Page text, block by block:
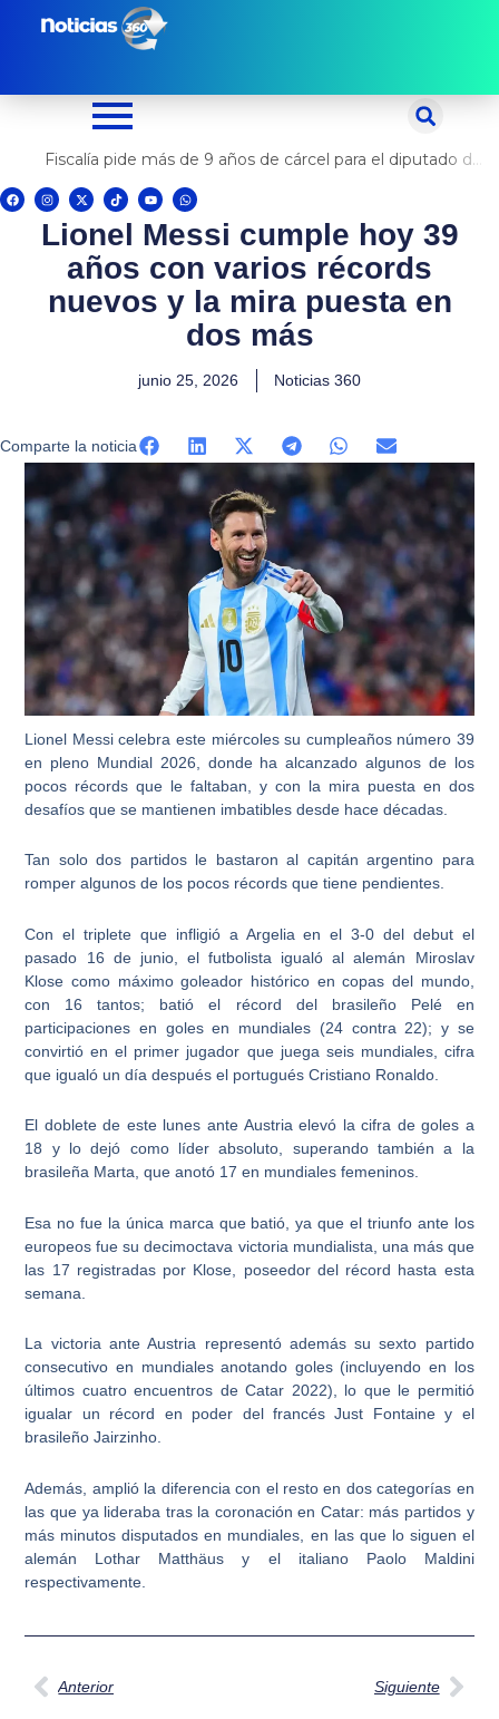
Fiscalía pide más de 9 años de cárcel para el diputado de oposición Harvey Colchado
F
a
c
I
n
s
t
a
X
-
t
w
i
t
e
T
i
k
t
o
Y
o
u
t
u
e
W
h
a
t
s
p
p
Lionel Messi cumple hoy 39
años con varios récords
nuevos y la mira puesta en
dos más
junio 25, 2026 Noticias 360
Comparte la noticia
Lionel Messi celebra este miércoles su cumpleaños número 39
en pleno Mundial 2026, donde ha alcanzado algunos de los
pocos récords que le faltaban, y con la mira puesta en dos
desafíos que se mantienen imbatibles desde hace décadas.
Tan solo dos partidos le bastaron al capitán argentino para
romper algunos de los pocos récords que tiene pendientes.
Con el triplete que infligió a Argelia en el 3-0 del debut el
pasado 16 de junio, el futbolista igualó al alemán Miroslav
Klose como máximo goleador histórico en copas del mundo,
con 16 tantos; batió el récord del brasileño Pelé en
participaciones en goles en mundiales (24 contra 22); y se
convirtió en el primer jugador que juega seis mundiales, cifra
que igualó un día después el portugués Cristiano Ronaldo.
El doblete de este lunes ante Austria elevó la cifra de goles a
18 y lo dejó como líder absoluto, superando también a la
brasileña Marta, que anotó 17 en mundiales femeninos.
Esa no fue la única marca que batió, ya que el triunfo ante los
europeos fue su decimoctava victoria mundialista, una más que
las 17 registradas por Klose, poseedor del récord hasta esta
semana.
La victoria ante Austria representó además su sexto partido
consecutivo en mundiales anotando goles (incluyendo en los
últimos cuatro encuentros de Catar 2022), lo que le permitió
igualar un récord en poder del francés Just Fontaine y el
brasileño Jairzinho.
Además, amplió la diferencia con el resto en dos categorías en
las que ya lideraba tras la coronación en Catar: más partidos y
más minutos disputados en mundiales, en las que lo siguen el
alemán Lothar Matthäus y el italiano Paolo Maldini
respectivamente.
Ant
Anterior Siguiente